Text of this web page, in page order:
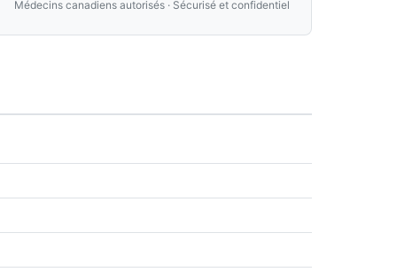
Médecins canadiens autorisés · Sécurisé et confidentiel